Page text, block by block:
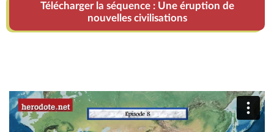
Télécharger la séquence : Une éruption de
nouvelles civilisations